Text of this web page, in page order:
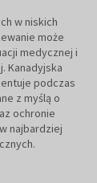
w niskich
może
medycznej i
Kanadyjska
podczas
z myślą o
ochronie
najbardziej